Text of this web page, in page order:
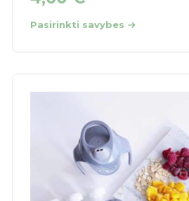
Pasirinkti savybes